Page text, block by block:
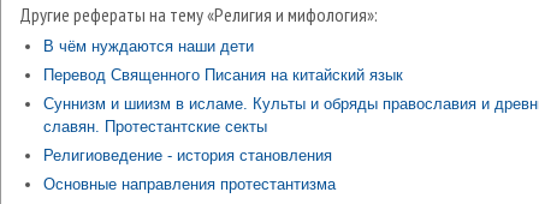
Другие рефераты на тему «Религия и мифология»:
В чём нуждаются наши дети
Перевод Священного Писания на китайский язык
Суннизм и шиизм в исламе. Культы и обряды православия и
славян. Протестантские секты
Религиоведение - история становления
Основные направления протестантизма